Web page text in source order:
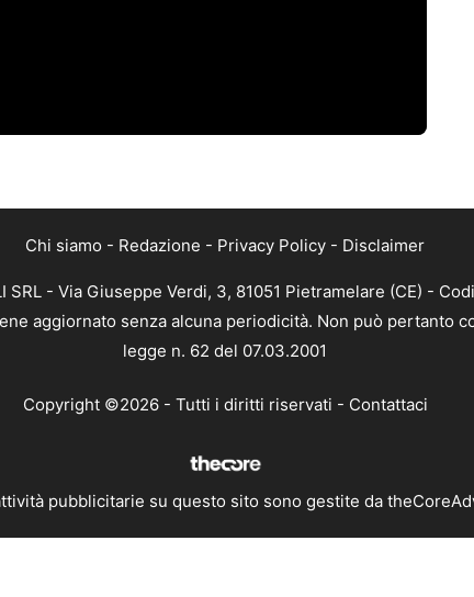
Chi siamo - Redazione - Privacy Policy - Disclaimer
SRL - Via Giuseppe Verdi, 3, 81051 Pietramelare (CE) -
aggiornato senza alcuna periodicità. Non può pertanto
legge n. 62 del 07.03.2001
Copyright ©2026 - Tutti i diritti riservati - Contattaci
pubblicitarie su questo sito sono gestite da